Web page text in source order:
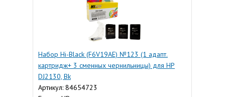
Набор Hi-Black (F6V19AE) №123 (1 адапт.
картридж+ 3 сменных чернильницы) для HP
DJ2130, Bk
Артикул: 84654723